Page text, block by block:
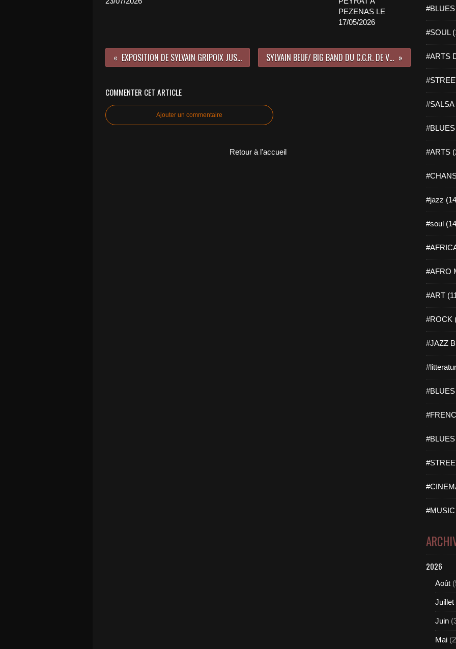
PEZENAS LE
17/05/2026
EXPOSITION DE SYLVAIN GRIPOIX JUSQU'AU 31/08/2019 AU CARRE DE BAUDOIN A PARIS SYLVAIN BEUF/ BIG BAND DU C.C.R. DE VERSAILLES A LA PENICHE LE MARCOUNET LE 22/6/2019
COMMENTER CET ARTICLE
Ajouter un commentaire
Retour à l'accueil
#SOUL
#ARTS
#SALSA
#ARTS
#jazz
#soul
#AFRO
#ART
#ROCK
#JAZZ
2026
Août
Juillet
Juin
Mai